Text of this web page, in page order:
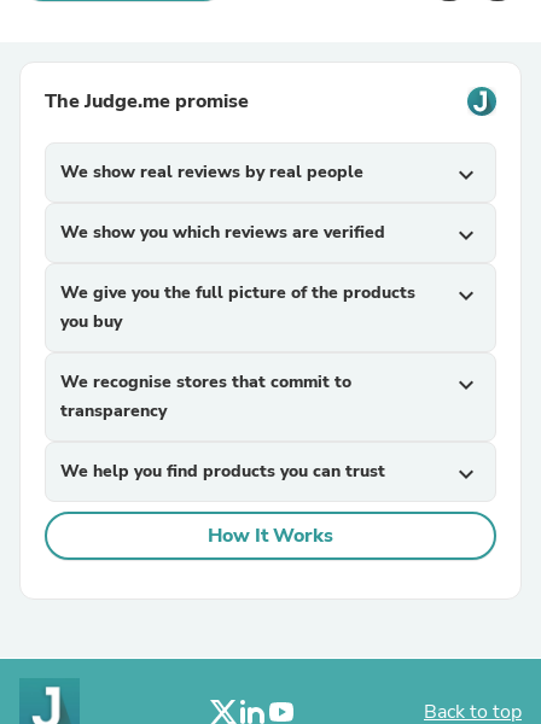
The Judge.me promise
We show real reviews by real people expand_more
We show you which reviews are verified expand_more
We give you the full picture of the products
you buy
expand_more
We recognise stores that commit to
transparency
expand_more
We help you find products you can trust expand_more
How It Works
Back to top